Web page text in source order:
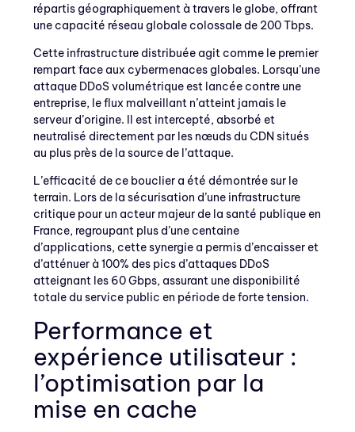
répartis géographiquement à travers le globe, offrant
une capacité réseau globale colossale de 200 Tbps.
Cette infrastructure distribuée agit comme le premier
rempart face aux cybermenaces globales. Lorsqu’une
attaque DDoS volumétrique est lancée contre une
entreprise, le flux malveillant n’atteint jamais le
serveur d’origine. Il est intercepté, absorbé et
neutralisé directement par les nœuds du CDN situés
au plus près de la source de l’attaque.
L’efficacité de ce bouclier a été démontrée sur le
terrain. Lors de la sécurisation d’une infrastructure
critique pour un acteur majeur de la santé publique en
France, regroupant plus d’une centaine
d’applications, cette synergie a permis d’encaisser et
d’atténuer à 100% des pics d’attaques DDoS
atteignant les 60 Gbps, assurant une disponibilité
totale du service public en période de forte tension.
Performance et
expérience utilisateur :
l’optimisation par la
mise en cache